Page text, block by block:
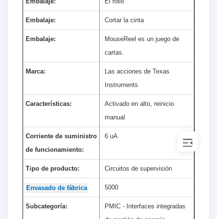
Embalaje: Cortar la cinta
Embalaje:
MouseReel es un juego de
cartas.
Marca:
Las acciones de Texas
Instruments
Características:
Activado en alto, reinicio
manual
Corriente de suministro
de funcionamiento:
6 uA
Tipo de producto: Circuitos de supervisión
Envasado de fábrica 5000
Subcategoría:
PMIC - Interfaces integradas